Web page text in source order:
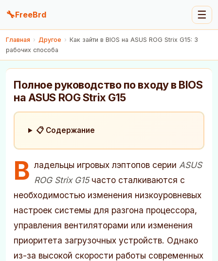
🔧FreeBrd ☰
Главная › Другое › Как зайти в BIOS на ASUS ROG Strix G15: 3
рабочих способа
Полное руководство по входу в BIOS
на ASUS ROG Strix G15
📋 Содержание
В ладельцы игровых лэптопов серии ASUS
ROG Strix G15часто сталкиваются с
необходимостью изменения низкоуровневых
настроек системы для разгона процессора,
управления вентиляторами или изменения
приоритета загрузочных устройств. Однако
из-за высокой скорости работы современных